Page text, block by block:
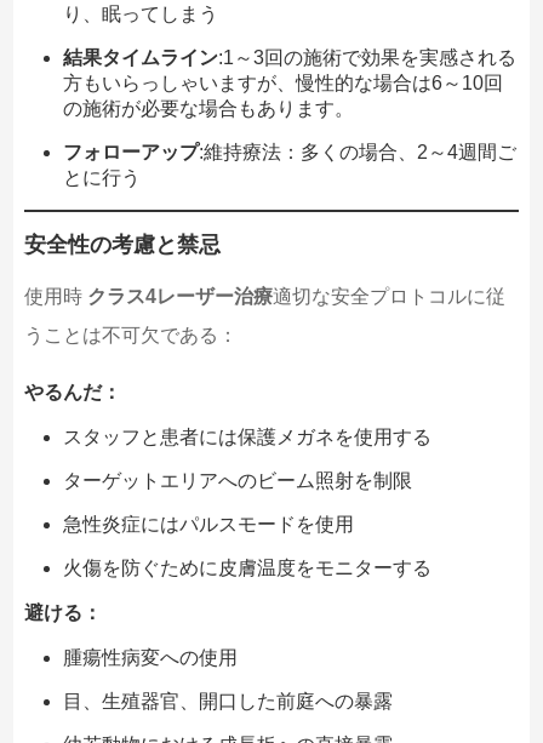
り、眠ってしまう
結果タイムライン:1～3回の施術で効果を実感される
方もいらっしゃいますが、慢性的な場合は6～10回
の施術が必要な場合もあります。
フォローアップ:維持療法：多くの場合、2～4週間ご
とに行う
安全性の考慮と禁忌
使用時 クラス4レーザー治療適切な安全プロトコルに従
うことは不可欠である：
やるんだ：
スタッフと患者には保護メガネを使用する
ターゲットエリアへのビーム照射を制限
急性炎症にはパルスモードを使用
火傷を防ぐために皮膚温度をモニターする
避ける：
腫瘍性病変への使用
目、生殖器官、開口した前庭への暴露